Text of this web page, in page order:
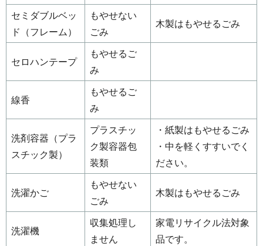
セミダブルベッ
ド（フレーム）
もやせない
ごみ
木製はもやせるごみ
セロハンテープ
もやせるご
み
線香
もやせるご
み
洗剤容器（プラ
スチック製）
プラスチッ
ク製容器包
装類
・紙製はもやせるごみ
・中を軽くすすいでく
ださい。
洗濯かご
もやせない
ごみ
木製はもやせるごみ
洗濯機
収集処理し
ません
家電リサイクル法対象
品です。